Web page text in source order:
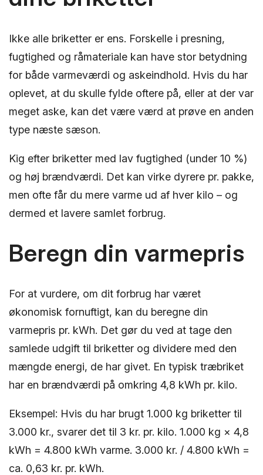
Ikke alle briketter er ens. Forskelle i presning,
fugtighed og råmateriale kan have stor betydning
for både varmeværdi og askeindhold. Hvis du har
oplevet, at du skulle fylde oftere på, eller at der var
meget aske, kan det være værd at prøve en anden
type næste sæson.
Kig efter briketter med lav fugtighed (under 10 %)
og høj brændværdi. Det kan virke dyrere pr. pakke,
men ofte får du mere varme ud af hver kilo – og
dermed et lavere samlet forbrug.
Beregn din varmepris
For at vurdere, om dit forbrug har været
økonomisk fornuftigt, kan du beregne din
varmepris pr. kWh. Det gør du ved at tage den
samlede udgift til briketter og dividere med den
mængde energi, de har givet. En typisk træbriket
har en brændværdi på omkring 4,8 kWh pr. kilo.
Eksempel: Hvis du har brugt 1.000 kg briketter til
3.000 kr., svarer det til 3 kr. pr. kilo. 1.000 kg × 4,8
kWh = 4.800 kWh varme. 3.000 kr. / 4.800 kWh =
ca. 0,63 kr. pr. kWh.